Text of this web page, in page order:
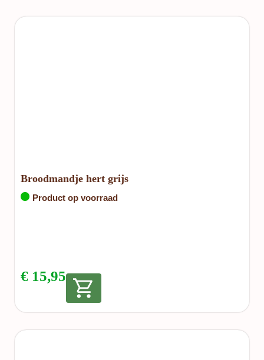
Broodmandje hert grijs
Product op voorraad
€ 15,95